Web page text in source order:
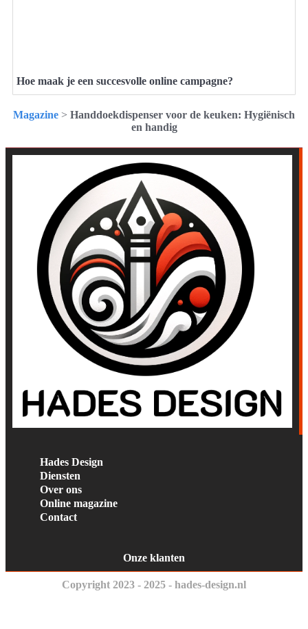
Hoe maak je een succesvolle online campagne?
Magazine > Handdoekdispenser voor de keuken: Hygiënisch
en handig
Hades Design
Diensten
Over ons
Online magazine
Contact
Onze klanten
Copyright 2023 - 2025 - hades-design.nl